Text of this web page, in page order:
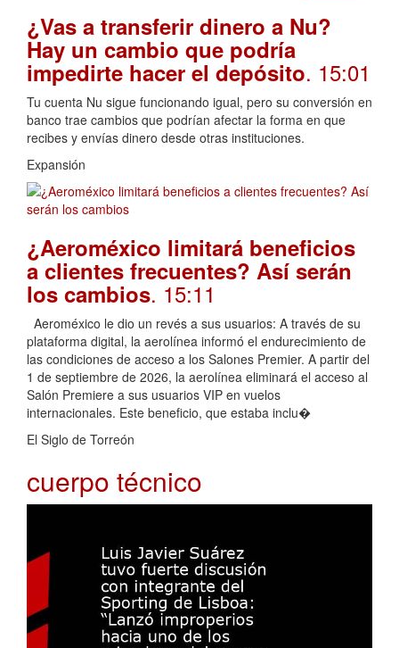
¿Vas a transferir dinero a Nu?
Hay un cambio que podría
impedirte hacer el depósito. 15:01
Tu cuenta Nu sigue funcionando igual, pero su conversión en
banco trae cambios que podrían afectar la forma en que
recibes y envías dinero desde otras instituciones.
Expansión
¿Aeroméxico limitará beneficios
a clientes frecuentes? Así serán
los cambios. 15:11
Aeroméxico le dio un revés a sus usuarios: A través de su
plataforma digital, la aerolínea informó el endurecimiento de
las condiciones de acceso a los Salones Premier. A partir del
1 de septiembre de 2026, la aerolínea eliminará el acceso al
Salón Premiere a sus usuarios VIP en vuelos
internacionales. Este beneficio, que estaba inclu�
El Siglo de Torreón
cuerpo técnico